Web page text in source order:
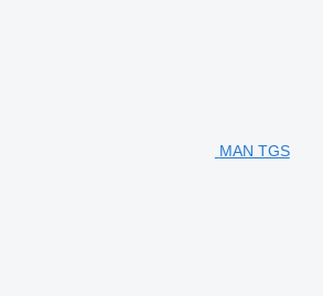
MAN TGS